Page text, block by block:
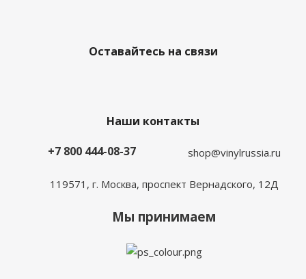
Оставайтесь на связи
Наши контакты
+7 800 444-08-37
shop@vinylrussia.ru
119571, г. Москва, проспект Вернадского, 12Д
Мы принимаем